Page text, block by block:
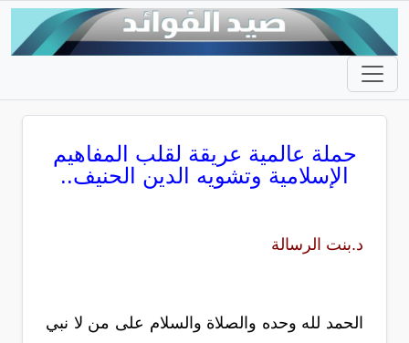
حملة عالمية عريقة لقلب المفاهيم
الإسلامية وتشويه الدين الحنيف..
د.بنت الرسالة
الحمد لله وحده والصلاة والسلام على من لا نبي